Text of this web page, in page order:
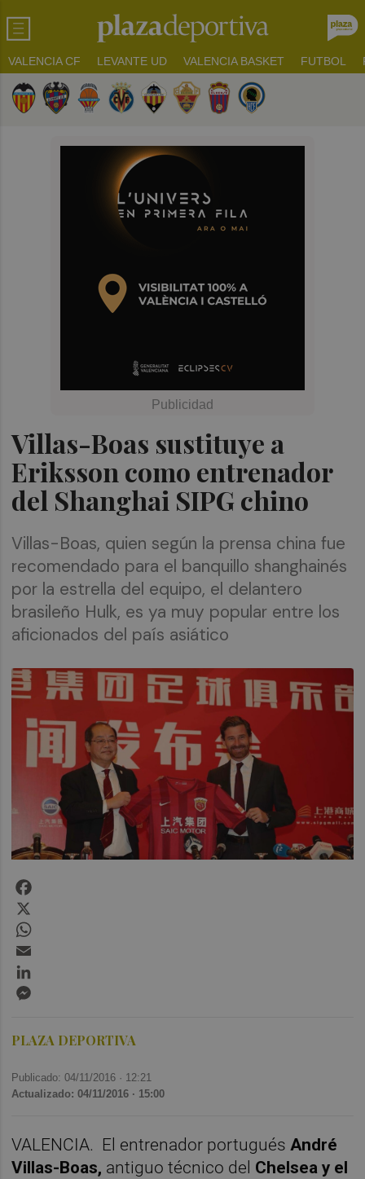
VALENCIA CF LEVANTE UD VALENCIA BASKET FUTBOL
Villas-Boas sustituye a
Eriksson como entrenador
del Shanghai SIPG chino
Villas-Boas, quien según la prensa china fue
recomendado para el banquillo shanghainés
por la estrella del equipo, el delantero
brasileño Hulk, es ya muy popular entre los
aficionados del país asiático
PLAZA DEPORTIVA
Publicado: 04/11/2016 · 12:21
Actualizado: 04/11/2016 · 15:00
VALENCIA. El entrenador portuguésAndré
Villas-Boas, antiguo técnico del Chelsea y el